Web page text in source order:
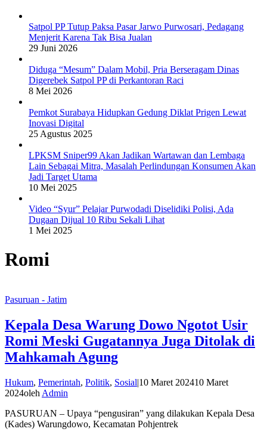
Satpol PP Tutup Paksa Pasar Jarwo Purwosari, Pedagang
Menjerit Karena Tak Bisa Jualan
29 Juni 2026
Diduga “Mesum” Dalam Mobil, Pria Berseragam Dinas
Digerebek Satpol PP di Perkantoran Raci
8 Mei 2026
Pemkot Surabaya Hidupkan Gedung Diklat Prigen Lewat
Inovasi Digital
25 Agustus 2025
LPKSM Sniper99 Akan Jadikan Wartawan dan Lembaga
Lain Sebagai Mitra, Masalah Perlindungan Konsumen Akan
Jadi Target Utama
10 Mei 2025
Video “Syur” Pelajar Purwodadi Diselidiki Polisi, Ada
Dugaan Dijual 10 Ribu Sekali Lihat
1 Mei 2025
Romi
Pasuruan - Jatim
Kepala Desa Warung Dowo Ngotot Usir
Romi Meski Gugatannya Juga Ditolak di
Mahkamah Agung
Hukum, Pemerintah, Politik, Sosial|10 Maret 202410 Maret
2024oleh Admin
PASURUAN – Upaya “pengusiran” yang dilakukan Kepala Desa
(Kades) Warungdowo, Kecamatan Pohjentrek